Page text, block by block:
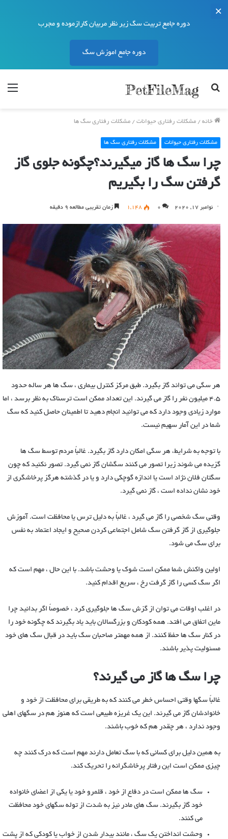
دوره جامع تربیت سگ زیر نظر مربیان کارازموده و مجرب
دوره جامع اموزش سگ
جستجو
خانه / مشکلات رفتاری حیوانات / مشکلات رفتاری سگ ها
مشکلات رفتاری حیوانات مشکلات رفتاری سگ ها
چرا سگ ها گاز میگیرند؟چگونه جلوی گاز
گرفتن سگ را بگیریم
نوامبر 17, 2020 0
1,148 زمان تقریبی مطالعه 9 دقیقه
هر سگی می تواند گاز بگیرد. طبق مرکز کنترل بیماری ، سگ ها هر ساله حدود
4.5 میلیون نفر را گاز می گیرند. این تعداد ممکن است ترسناک به نظر برسد ، اما
موارد زیادی وجود دارد که می توانید انجام دهید تا اطمینان حاصل کنید که سگ
شما در این آمار سهیم نیست.
با توجه به شرایط، هر سگی امکان دارد گاز بگیرد. غالباً مردم توسط سگ ها
گزیده می شوند زیرا تصور می کنند سگشان گاز نمی گیرد. تصور نکنید که چون
سگتان فلان نژاد است یا اندازه گوچکی دارد و یا در گذشته هرگز پرخاشگری از
خود نشان نداده است ، گاز نمی گیرد.
وقتی سگ شخصی را گاز می گیرد ، غالباً به دلیل ترس یا محافظت است. آموزش
جلوگیری از گاز گرفتن سگ شامل اجتماعی کردن صحیح و ایجاد اعتماد به نفس
برای سگ می شود.
اولین واکنش شما ممکن است شوک یا وحشت باشد. با این حال ، مهم است که
اگر سگ کسی را گاز گرفت رخ ، سریع اقدام کنید.
در اغلب اوقات می توان از گزش سگ ها جلوگیری کرد ، خصوصاً اگر بدانید چرا
ماین اتفاق می افتد. همه کودکان و بزرگسالان باید یاد بگیرند که چگونه خود را
در کنار سگ ها حفظ کنند. از همه مهمتر صاحبان سگ باید در قبال سگ های خود
مسئولیت پذیر باشند.
چرا سگ ها گاز می گیرند؟
غالباً سگها وقتی احساس خطر می کنند که به طریقی برای محافظت از خود و
خانوادشان گاز می گیرند. این یک غریزه طبیعی است که هنوز هم در سگهای اهلی
وجود ندارد ، هر چقدر هم که خوب باشند.
به همین دلیل برای کسانی که با سگ تعامل دارند مهم است که درک کنند چه
چیزی ممکن است این رفتار پرخاشگرانه را تحریک کند.
سگ ها ممکن است در دفاع از خود ، قلمرو خود یا یکی از اعضای خانواده
خود گاز بگیرند. سگ های مادر نیز به شدت از توله سگهای خود محافظت
می کنند.
وحشت انداختن یک سگ ، مانند بیدار شدن از خواب یا کودکی که از پشت